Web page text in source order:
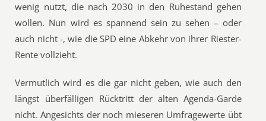
wenig nutzt, die nach 2030 in den Ruhestand gehen
wollen. Nun wird es spannend sein zu sehen – oder
auch nicht -, wie die SPD eine Abkehr von ihrer Riester-
Rente vollzieht.
Vermutlich wird es die gar nicht geben, wie auch den
längst überfälligen Rücktritt der alten Agenda-Garde
nicht. Angesichts der noch mieseren Umfragewerte übt